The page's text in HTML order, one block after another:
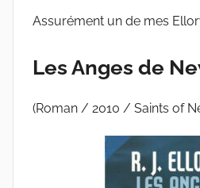
Assurément un de mes
Les Anges de
(Roman / 2010 / Saints of